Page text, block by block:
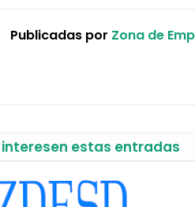
Publicadas por Zona de
interesen estas entradas